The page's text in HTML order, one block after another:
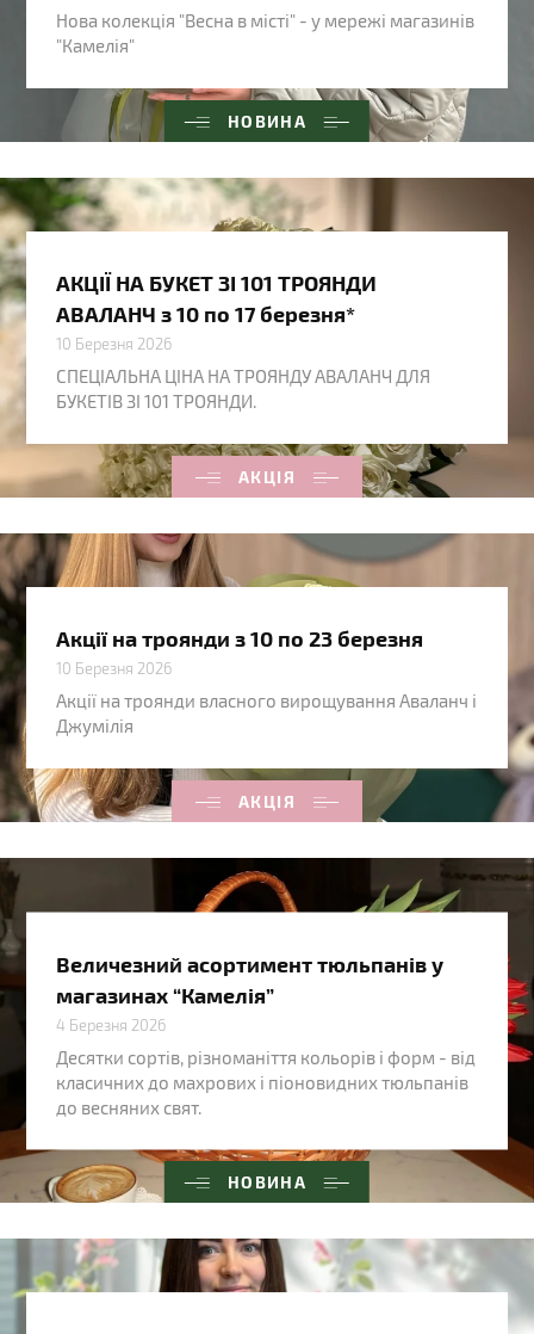
НОВИНА
Нова колекція "Весна в місті" - у мережі магазинів
"Камелія"
АКЦІЯ
АКЦІЇ НА БУКЕТ ЗІ 101 ТРОЯНДИ
АВАЛАНЧ з 10 по 17 березня*
10 Березня 2026
СПЕЦІАЛЬНА ЦІНА НА ТРОЯНДУ АВАЛАНЧ ДЛЯ
БУКЕТІВ ЗІ 101 ТРОЯНДИ.
АКЦІЯ
Акції на троянди з 10 по 23 березня
10 Березня 2026
Акції на троянди власного вирощування Аваланч і
Джумілія
НОВИНА
Величезний асортимент тюльпанів у
магазинах “Камелія”
4 Березня 2026
Десятки сортів, різноманіття кольорів і форм - від
класичних до махрових і піоновидних тюльпанів
до весняних свят.